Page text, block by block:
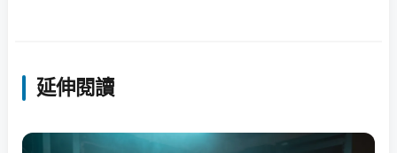
延伸閱讀